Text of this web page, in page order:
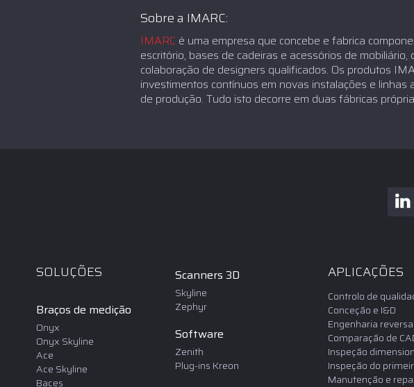
Sobre a IMARC:
IMARC é uma empresa que concebe e fabrica
escritório, bases de cadeiras e acessórios de
colaboração de designers qualificados. Os produtos
investimentos contínuos em novas instalações e
de produção. Tudo isto decorre em duas fábricas
SOLUÇÕES
Braços de medição
Onyx
Onyx Skyline
Ace
Ace Skyline
Baces
Scanners 3D
Skyline
Zephyr
Software
Zenith
Plug-ins Kreon
APLICAÇÕES
Controlo de
Conceção e I&D
Engenharia reversa
Comparação de
Inspeção
Inspeção do
Manutenção e